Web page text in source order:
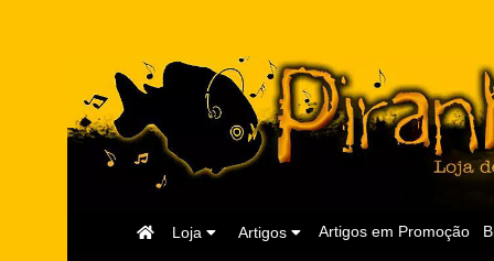
Artigos em Promoção
Artigos
Loja
Página